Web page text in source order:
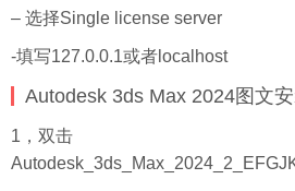
– 选择Single license server
-填写127.0.0.1或者localhost
Autodesk 3ds Max 2024图文
1，双击